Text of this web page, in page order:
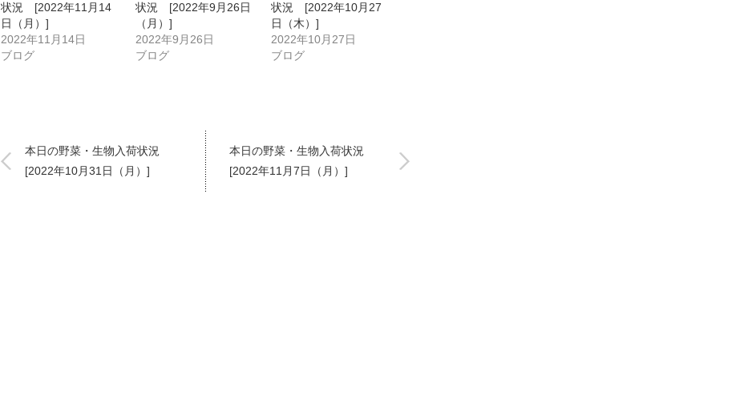
状況 [2022年11月14
日（月）]
2022年11月14日
ブログ
状況 [2022年9月26日
（月）]
2022年9月26日
ブログ
状況 [2022年10月27
日（木）]
2022年10月27日
ブログ
本日の野菜・生物入荷状況
[2022年10月31日（月）]
本日の野菜・生物入荷状況
[2022年11月7日（月）]